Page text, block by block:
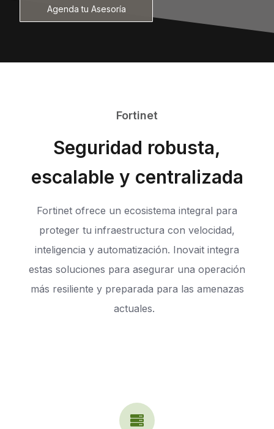
Agenda tu Asesoría
Fortinet
Seguridad robusta,
escalable y centralizada
Fortinet ofrece un ecosistema integral para
proteger tu infraestructura con velocidad,
inteligencia y automatización. Inovait integra
estas soluciones para asegurar una operación
más resiliente y preparada para las amenazas
actuales.